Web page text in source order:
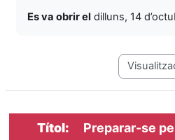
Es va obrir el dilluns, 14
View mode
Títol: Preparar-se